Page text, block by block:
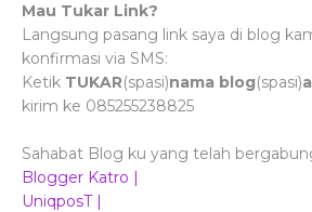
Mau Tukar Link?
Langsung pasang link saya di blog
konfirmasi via SMS:
Ketik TUKAR(spasi)nama blog(spasi)
kirim ke 085255238825
Sahabat Blog ku yang telah
Blogger Katro |
UniqposT |